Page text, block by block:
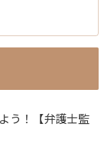
う！【弁護士監